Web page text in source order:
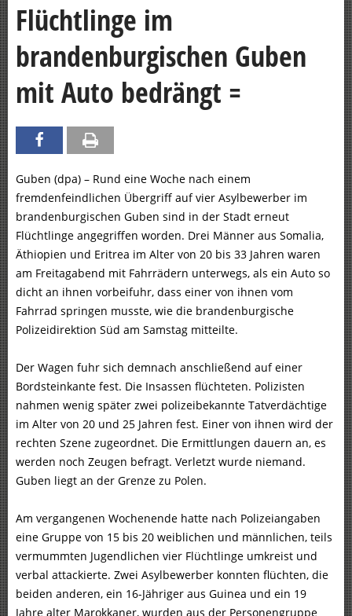
Flüchtlinge im
brandenburgischen Guben
mit Auto bedrängt =
Guben (dpa) – Rund eine Woche nach einem
fremdenfeindlichen Übergriff auf vier Asylbewerber im
brandenburgischen Guben sind in der Stadt erneut
Flüchtlinge angegriffen worden. Drei Männer aus Somalia,
Äthiopien und Eritrea im Alter von 20 bis 33 Jahren waren
am Freitagabend mit Fahrrädern unterwegs, als ein Auto so
dicht an ihnen vorbeifuhr, dass einer von ihnen vom
Fahrrad springen musste, wie die brandenburgische
Polizeidirektion Süd am Samstag mitteilte.
Der Wagen fuhr sich demnach anschließend auf einer
Bordsteinkante fest. Die Insassen flüchteten. Polizisten
nahmen wenig später zwei polizeibekannte Tatverdächtige
im Alter von 20 und 25 Jahren fest. Einer von ihnen wird der
rechten Szene zugeordnet. Die Ermittlungen dauern an, es
werden noch Zeugen befragt. Verletzt wurde niemand.
Guben liegt an der Grenze zu Polen.
Am vergangenen Wochenende hatte nach Polizeiangaben
eine Gruppe von 15 bis 20 weiblichen und männlichen, teils
vermummten Jugendlichen vier Flüchtlinge umkreist und
verbal attackierte. Zwei Asylbewerber konnten flüchten, die
beiden anderen, ein 16-Jähriger aus Guinea und ein 19
Jahre alter Marokkaner, wurden aus der Personengruppe